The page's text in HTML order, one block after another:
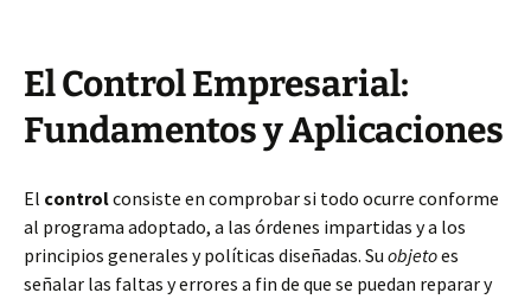
El Control Empresarial:
Fundamentos y Aplicaciones
El controlconsiste en comprobar si todo ocurre conforme
al programa adoptado, a las órdenes impartidas y a los
principios generales y políticas diseñadas. Su objetoes
señalar las faltas y errores a fin de que se puedan reparar y